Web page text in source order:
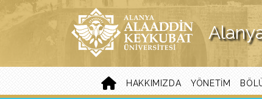
HAKKIMIZDA YÖNETIM